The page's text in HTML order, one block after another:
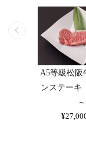
A5等級松阪
ンステー
～
¥